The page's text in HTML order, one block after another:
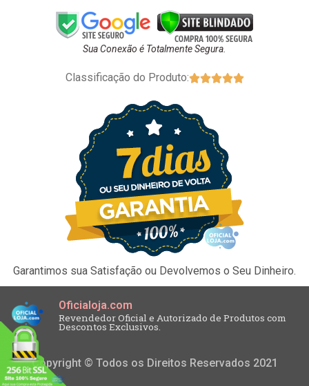
Sua Conexão é Totalmente Segura.
Classificação do Produto:
Garantimos sua Satisfação ou Devolvemos o Seu Dinheiro.
Oficialoja.com
Revendedor Oficial e Autorizado de Produtos com
Descontos Exclusivos.
Copyright © Todos os Direitos Reservados 2021